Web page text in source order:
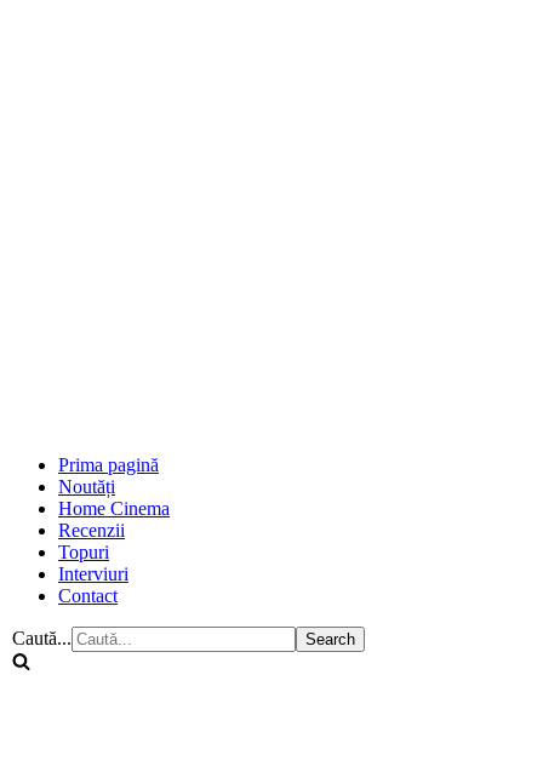
Prima pagină
Noutăți
Home Cinema
Recenzii
Topuri
Interviuri
Contact
Caută...